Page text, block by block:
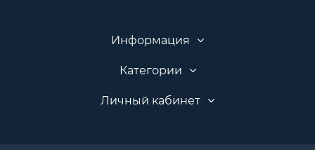
Информация
Категории
Личный кабинет